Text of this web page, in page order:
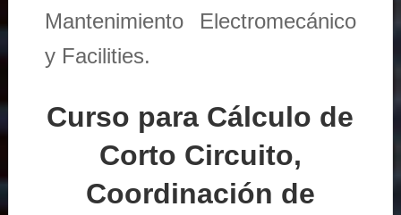
Mantenimiento Electromecánico
y Facilities.
Curso para Cálculo de
Corto Circuito,
Coordinación de